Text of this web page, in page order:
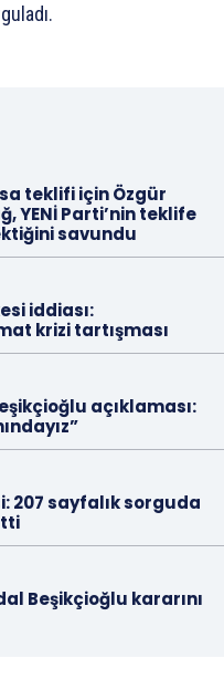
teklifi için Özgür
YENİ Parti’nin teklife
savundu
iddiası:
krizi tartışması
açıklaması:
207 sayfalık sorguda
Beşikçioğlu kararını